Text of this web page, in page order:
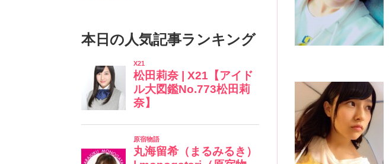
本日の人気記事ランキング